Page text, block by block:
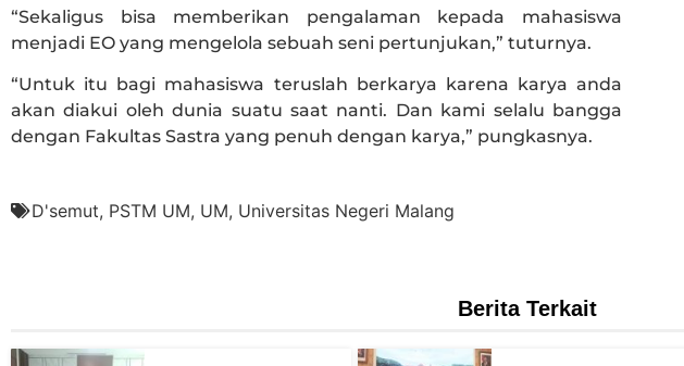
“Sekaligus bisa memberikan pengalaman kepada mahasiswa
menjadi EO yang mengelola sebuah seni pertunjukan,” tuturnya.
“Untuk itu bagi mahasiswa teruslah berkarya karena karya anda
akan diakui oleh dunia suatu saat nanti. Dan kami selalu bangga
dengan Fakultas Sastra yang penuh dengan karya,” pungkasnya.
D'semut, PSTM UM, UM, Universitas Negeri Malang
Berita Terkait